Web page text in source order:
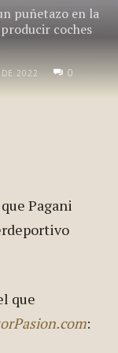
puñetazo en la
producir coches
2022 0
Pagani
que
: